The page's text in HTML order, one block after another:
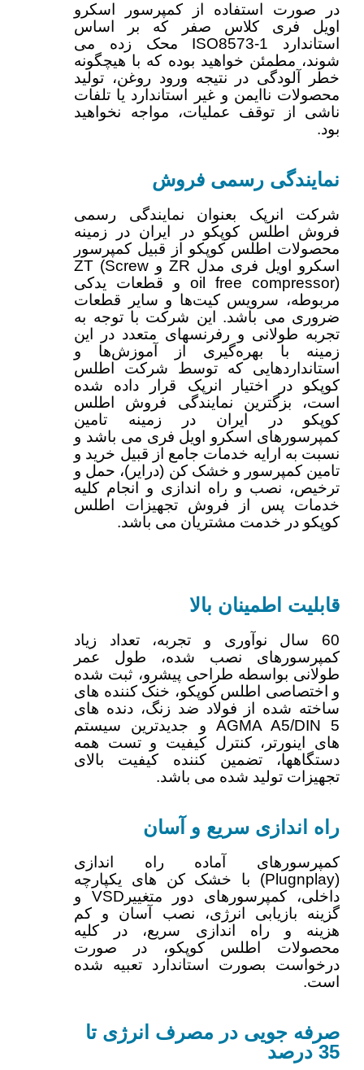
در صورت استفاده از کمپرسور اسکرو
اویل فری کلاس صفر که بر اساس
استاندارد ISO8573-1 محک زده می
شوند، مطمئن خواهید بوده که با هیچگونه
خطر آلودگی در نتیجه ورود روغن، تولید
محصولات ناایمن و غیر استاندارد یا تلفات
ناشی از توقف عملیات، مواجه نخواهید
بود.
نمایندگی رسمی فروش
شرکت انرپک بعنوان نمایندگی رسمی
فروش اطلس کوپکو در ایران در زمینه
محصولات اطلس کوپکو از قبیل کمپرسور
اسکرو اویل فری مدل ZR و ZT (Screw
oil free compressor) و قطعات یدکی
مربوطه، سرویس کیت‌ها و سایر قطعات
ضروری می باشد. این شرکت با توجه به
تجربه طولانی و رفرنسهای متعدد در این
زمینه با بهره‌گیری از آموزش‌ها و
استانداردهایی که توسط شرکت اطلس
کوپکو در اختیار انرپک قرار داده شده
است، بزگترین نمایندگی فروش اطلس
کوپکو در ایران در زمینه تامین
کمپرسورهای اسکرو اویل فری می باشد و
نسبت به ارایه خدمات جامع از قبیل خرید و
تامین کمپرسور و خشک کن‌ (درایر)، حمل و
ترخیص، نصب و راه اندازی و انجام کلیه
خدمات پس از فروش تجهیزات اطلس
کوپکو در خدمت مشتریان می باشد.
قابلیت اطمینان بالا
60 سال نوآوری و تجربه، تعداد زیاد
کمپرسورهای نصب شده، طول عمر
طولانی بواسطه طراحی پیشرو، ثبت شده
و اختصاصی اطلس کوپکو، خنک کننده های
ساخته شده از فولاد ضد زنگ، دنده های
AGMA A5/DIN 5 و جدیدترین سیستم
های اینورتر، کنترل کیفیت و تست همه
دستگاهها، تضمین کننده کیفیت بالای
تجهیزات تولید شده می باشد.
راه اندازی سریع و آسان
کمپرسورهای آماده راه اندازی
(Plugnplay) با خشک کن های یکپارچه
داخلی، کمپرسورهای دور متغییرVSD و
گزینه بازیابی انرژی، نصب آسان و کم
هزینه و راه اندازی سریع، در کلیه
محصولات اطلس کوپکو، در صورت
درخواست بصورت استاندارد تعبیه شده
است.
صرفه جویی در مصرف انرژی تا
35 درصد